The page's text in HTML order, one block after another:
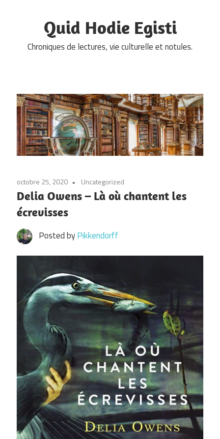
Quid Hodie Egisti
Chroniques de lectures, vie culturelle et notules.
octobre 25, 2020 Uncategorized
Delia Owens – Là où chantent les
écrevisses
Posted byPikkendorff